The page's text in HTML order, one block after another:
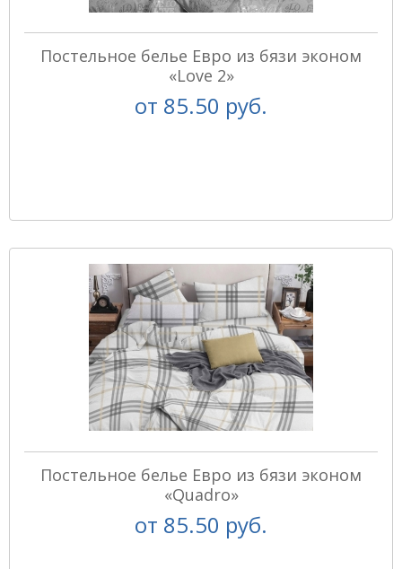
Постельное белье Евро из бязи эконом
«Love 2»
от 85.50 руб.
Постельное белье Евро из бязи эконом
«Quadro»
от 85.50 руб.